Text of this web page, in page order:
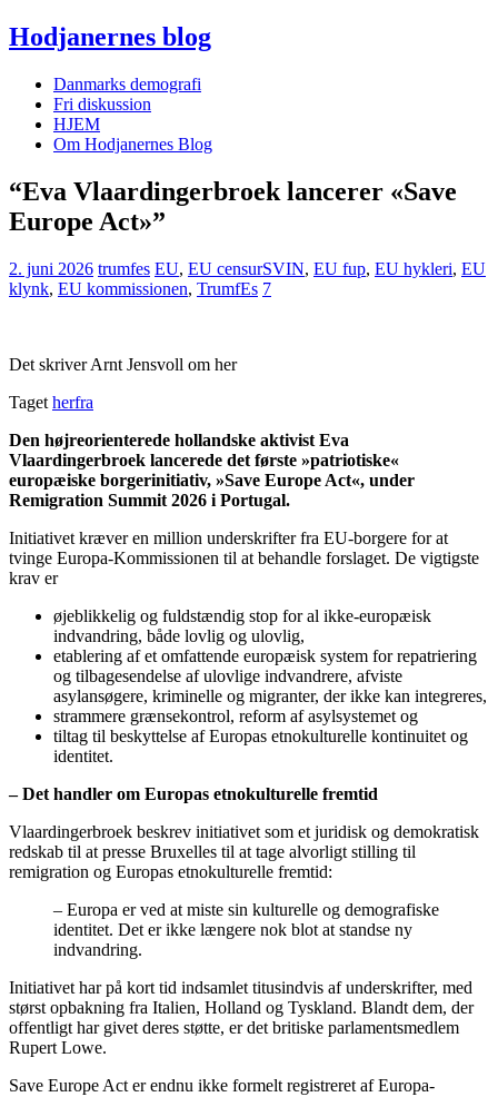
Hodjanernes blog
Danmarks demografi
Fri diskussion
HJEM
Om Hodjanernes Blog
“Eva Vlaardinger­broek lancerer «Save
Europe Act»”
2. juni 2026 trumfes EU, EU censurSVIN, EU fup, EU hykleri, EU
klynk, EU kommissionen, TrumfEs 7
Det skriver Arnt Jensvoll om her
Taget herfra
Den højreorienterede hollandske aktivist Eva
Vlaardingerbroek lancerede det første »patriotiske«
europæiske borgerinitiativ, »Save Europe Act«, under
Remigration Summit 2026 i Portugal.
Initiativet kræver en million underskrifter fra EU-borgere for at
tvinge Europa-Kommissionen til at behandle forslaget. De vigtigste
krav er
øjeblikkelig og fuldstændig stop for al ikke-europæisk
indvandring, både lovlig og ulovlig,
etablering af et omfattende europæisk system for repatriering
og tilbagesendelse af ulovlige indvandrere, afviste
asylansøgere, kriminelle og migranter, der ikke kan integreres,
strammere grænsekontrol, reform af asylsystemet og
tiltag til beskyttelse af Europas etnokulturelle kontinuitet og
identitet.
– Det handler om Europas etnokulturelle fremtid
Vlaardingerbroek beskrev initiativet som et juridisk og demokratisk
redskab til at presse Bruxelles til at tage alvorligt stilling til
remigration og Europas etnokulturelle fremtid:
– Europa er ved at miste sin kulturelle og demografiske
identitet. Det er ikke længere nok blot at standse ny
indvandring.
Initiativet har på kort tid indsamlet titusindvis af underskrifter, med
størst opbakning fra Italien, Holland og Tyskland. Blandt dem, der
offentligt har givet deres støtte, er det britiske parlamentsmedlem
Rupert Lowe.
Save Europe Act er endnu ikke formelt registreret af Europa-